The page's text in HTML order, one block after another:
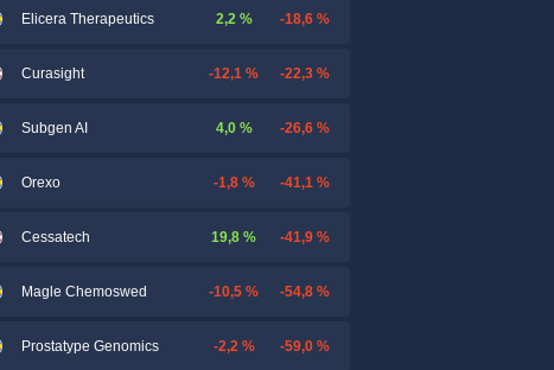
Elicera Therapeutics 2,2 % -18,6 %
Curasight -12,1 % -22,3 %
Subgen AI 4,0 % -26,6 %
Orexo -1,8 % -41,1 %
Cessatech 19,8 % -41,9 %
Magle Chemoswed -10,5 % -54,8 %
Prostatype Genomics -2,2 % -59,0 %